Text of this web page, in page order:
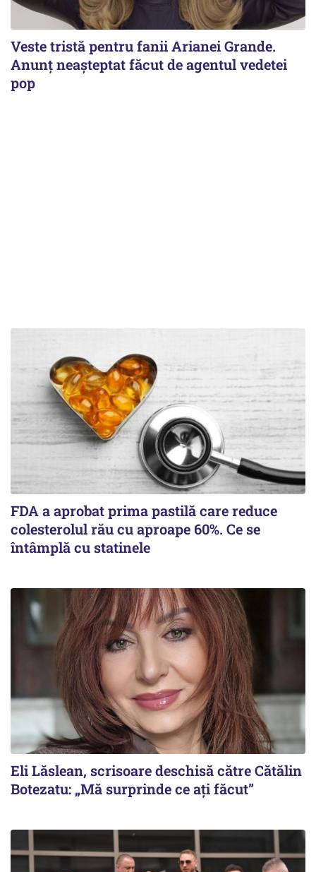
Veste tristă pentru fanii Arianei Grande.
Anunț neașteptat făcut de agentul vedetei
pop
FDA a aprobat prima pastilă care reduce
colesterolul rău cu aproape 60%. Ce se
întâmplă cu statinele
Eli Lăslean, scrisoare deschisă către Cătălin
Botezatu: „Mă surprinde ce ați făcut”